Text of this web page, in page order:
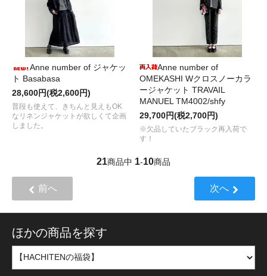
Anne number of ジャケッ
ト Basabasa
28,600円(税2,600円)
普段も使えて、きちんと見えもOK
なリネンジャケットが欲しくて企画
しました。
Anne number of
OMEKASHI Wクロスノーカラ
ージャケット TRAVAIL
MANUEL TM4002/shfy
29,700円(税2,700円)
※欠品していたブラック再入荷で
す！
21商品中 1-10商品
前へ 次へ
ほかの商品を探す